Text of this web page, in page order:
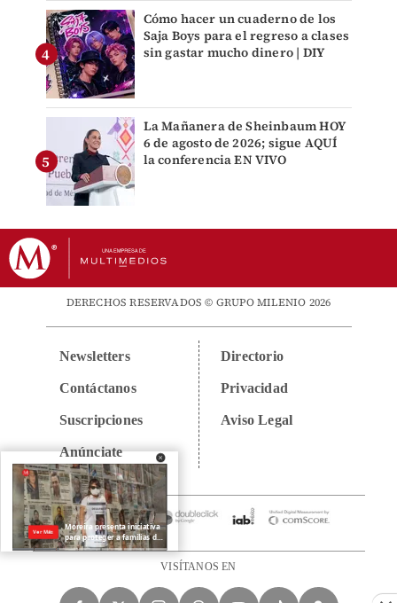
Cómo hacer un cuaderno de los
Saja Boys para el regreso a clases
sin gastar mucho dinero | DIY
La Mañanera de Sheinbaum HOY
6 de agosto de 2026; sigue AQUÍ
la conferencia EN VIVO
DERECHOS RESERVADOS © GRUPO MILENIO 2026
Newsletters
Contáctanos
Suscripciones
Anúnciate
Directorio
Privacidad
Aviso Legal
VISÍTANOS EN